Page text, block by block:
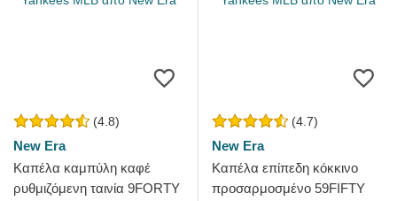
(4.8)
New Era
Καπέλα καμπύλη καφέ
ρυθμιζόμενη ταινία 9FORTY
(4.7)
New Era
Καπέλα επίπεδη κόκκινο
προσαρμοσμένο 59FIFTY